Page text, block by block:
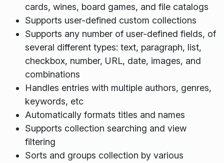
cards, wines, board games, and file catalogs
Supports user-defined custom collections
Supports any number of user-defined fields, of
several different types: text, paragraph, list,
checkbox, number, URL, date, images, and
combinations
Handles entries with multiple authors, genres,
keywords, etc
Automatically formats titles and names
Supports collection searching and view
filtering
Sorts and groups collection by various